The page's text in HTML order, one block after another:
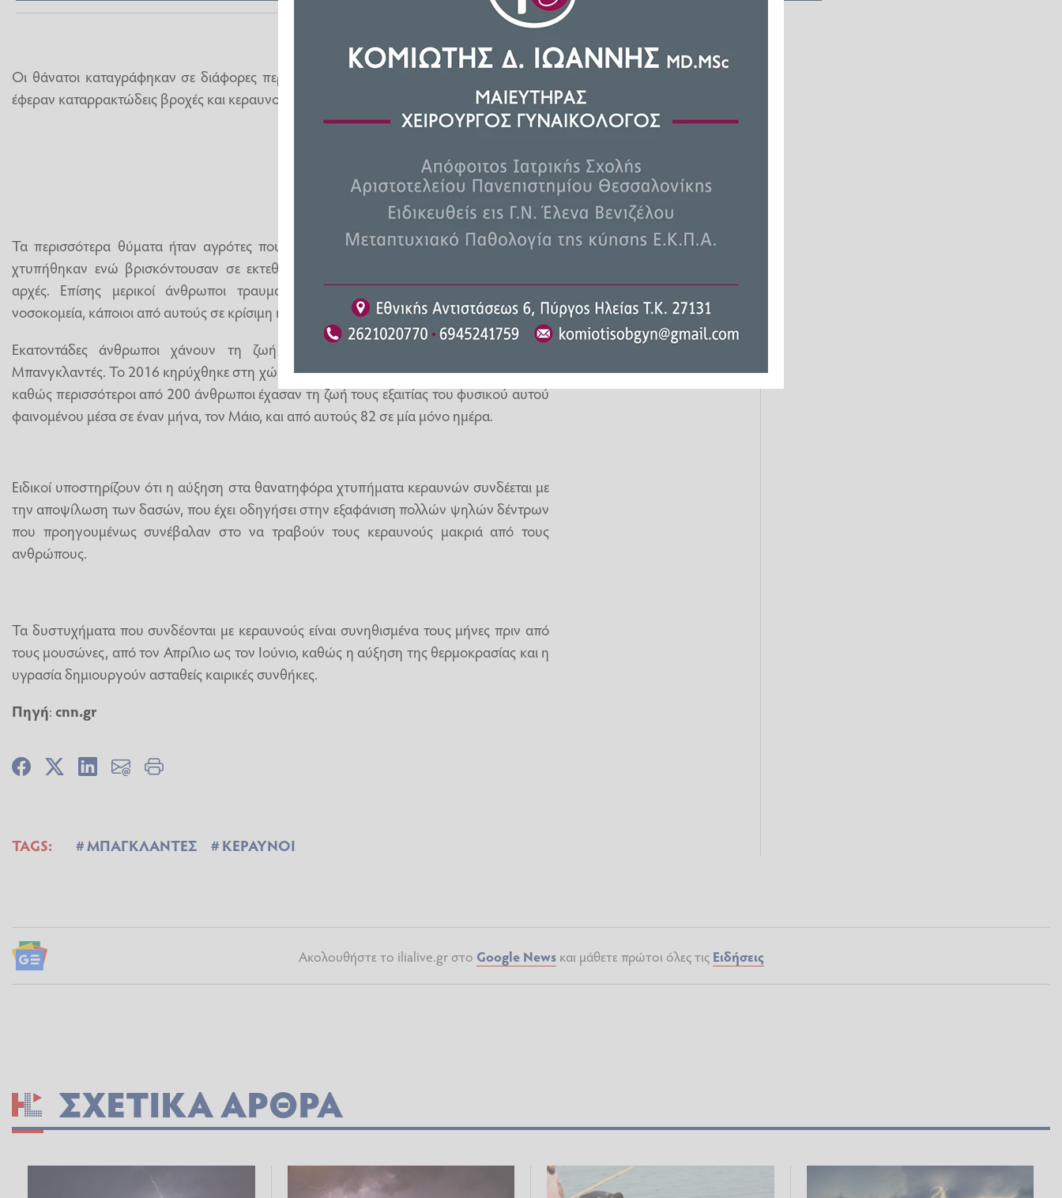
Οι θάνατοι καταγράφηκαν σε διάφορες περιοχές ύστερα από αιφνίδιες καταιγίδες που
έφεραν καταρρακτώδεις βροχές και κεραυνούς.
Τα περισσότερα θύματα ήταν αγρότες που εργάζονταν σε χωράφια και εργάτες που
χτυπήθηκαν ενώ βρισκόντουσαν σε εκτεθειμένους χώρους, σύμφωνα με τις τοπικές
αρχές. Επίσης μερικοί άνθρωποι τραυματίστηκαν και διακομίσθηκαν σε κοντινά
νοσοκομεία, κάποιοι από αυτούς σε κρίσιμη κατάσταση.
Εκατοντάδες άνθρωποι χάνουν τη ζωή τους κάθε χρόνο από κεραυνούς στο
Μπανγκλαντές. Το 2016 κηρύχθηκε στη χώρα φυσική καταστροφή από τους κεραυνούς,
καθώς περισσότεροι από 200 άνθρωποι έχασαν τη ζωή τους εξαιτίας του φυσικού αυτού
φαινομένου μέσα σε έναν μήνα, τον Μάιο, και από αυτούς 82 σε μία μόνο ημέρα.
Ειδικοί υποστηρίζουν ότι η αύξηση στα θανατηφόρα χτυπήματα κεραυνών συνδέεται με
την αποψίλωση των δασών, που έχει οδηγήσει στην εξαφάνιση πολλών ψηλών δέντρων
που προηγουμένως συνέβαλαν στο να τραβούν τους κεραυνούς μακριά από τους
ανθρώπους.
Τα δυστυχήματα που συνδέονται με κεραυνούς είναι συνηθισμένα τους μήνες πριν από
τους μουσώνες, από τον Απρίλιο ως τον Ιούνιο, καθώς η αύξηση της θερμοκρασίας και η
υγρασία δημιουργούν ασταθείς καιρικές συνθήκες.
Πηγή:cnn.gr
TAGS: ΜΠΑΓΚΛΑΝΤΕΣ ΚΕΡΑΥΝΟΙ
Ακολουθήστε το ilialive.gr στο Google Newsκαι μάθετε πρώτοι όλες τις Ειδήσεις
ΣΧΕΤΙΚΆ ΆΡΘΡΑ